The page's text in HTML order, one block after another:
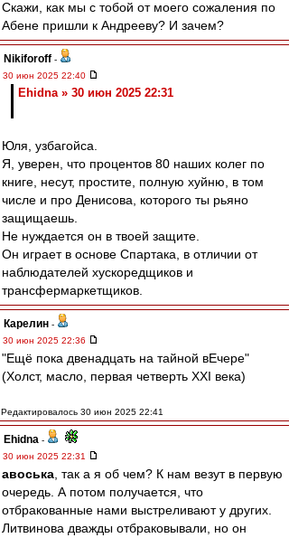
Скажи, как мы с тобой от моего сожаления по
Абене пришли к Андрееву? И зачем?
Nikiforoff -
30 июн 2025 22:40
Ehidna » 30 июн 2025 22:31
Юля, узбагойса.
Я, уверен, что процентов 80 наших колег по
книге, несут, простите, полную хуйню, в том
числе и про Денисова, которого ты рьяно
защищаешь.
Не нуждается он в твоей защите.
Он играет в основе Спартака, в отличии от
наблюдателей хускоредщиков и
трансфермаркетщиков.
Карелин -
30 июн 2025 22:36
"Ещё пока двенадцать на тайной вЕчере"
(Холст, масло, первая четверть XXI века)
Редактировалось 30 июн 2025 22:41
Ehidna -
30 июн 2025 22:31
авоська , так а я об чем? К нам везут в первую
очередь. А потом получается, что
отбракованные нами выстреливают у других.
Литвинова дважды отбраковывали, но он